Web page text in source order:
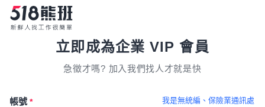
立即成為企業 VIP 會員
急徵才嗎? 加入我們找人才就是快
我是無統編、保險業通訊處
帳號 *